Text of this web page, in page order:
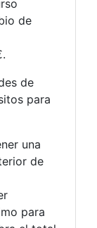
de
de
para
una
de
para